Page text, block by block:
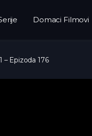
Domaci Filmovi
– Epizoda 176